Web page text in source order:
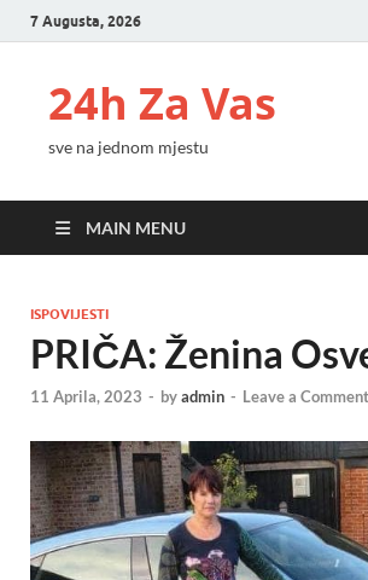
7 Augusta, 2026
24h Za Vas
sve na jednom mjestu
MAIN MENU
ISPOVIJESTI
PRIČA: Ženina
11 Aprila, 2023 - byadmin - Leave a Comment